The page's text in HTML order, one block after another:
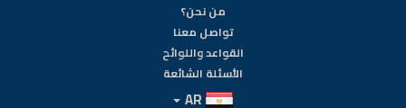
من نحن؟
تواصل معنا
القواعد واللوائح
الأسئلة الشائعة